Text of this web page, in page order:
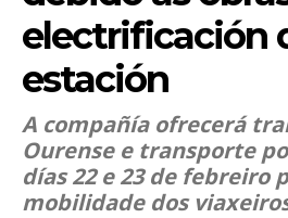
electrificación
estación
A compañía ofrecerá
Ourense e transporte
días 22 e 23 de febreiro
mobilidade dos